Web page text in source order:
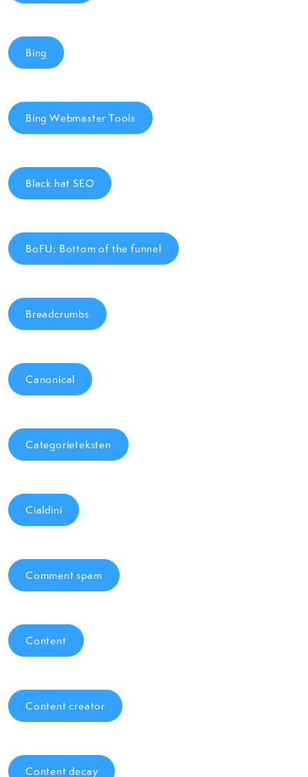
Bing
Bing Webmaster Tools
Black hat SEO
BoFU: Bottom of the funnel
Breadcrumbs
Canonical
Categorieteksten
Cialdini
Comment spam
Content
Content creator
Content decay